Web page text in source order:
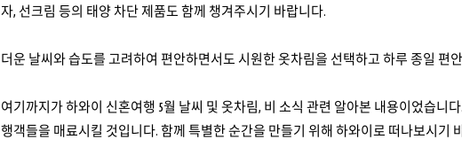
자, 선크림 등의 태양 차단 제품도 함께 챙겨주시기 바랍니다.
더운 날씨와 습도를 고려하여 편안하면서도 시원한 옷차림을 선택하고 하루 종일 편
여기까지가 하와이 신혼여행 5월 날씨 및 옷차림, 비 소식 관련 알아본 내용이었습니
행객들을 매료시킬 것입니다. 함께 특별한 순간을 만들기 위해 하와이로 떠나보시기